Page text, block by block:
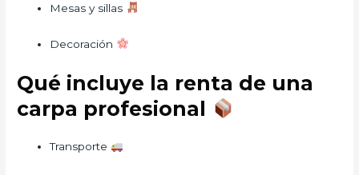
Mesas y sillas
Decoración
Qué incluye la renta de una
carpa profesional
Transporte